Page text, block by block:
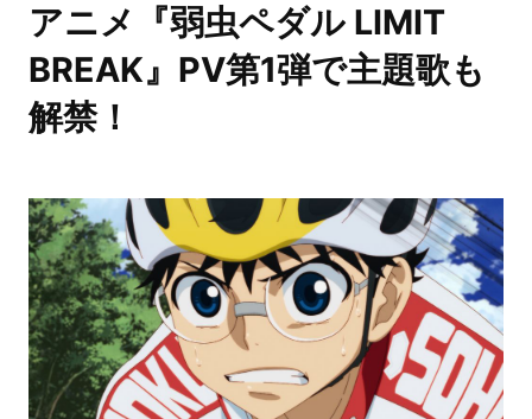
アニメ『弱虫ペダル LIMIT
BREAK』PV第1弾で主題歌も
解禁！